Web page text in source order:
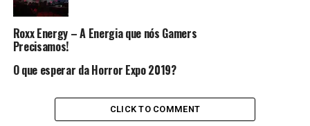
PRÓXIMOS JOGOS:
• EternalRally vs Junglers Fault
Roxx Energy – A Energia que nós Gamers
Precisamos!
O que esperar da Horror Expo 2019?
CLICK TO COMMENT